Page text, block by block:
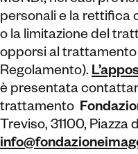
personali e la rettifica
o la limitazione del
opporsi al trattamento
Regolamento).
è presentata
trattamento
Treviso, 31100, Piazza